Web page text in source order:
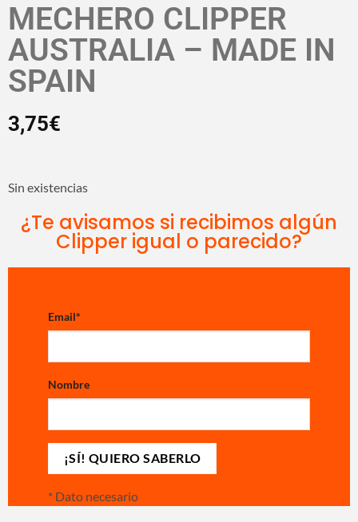
MECHERO CLIPPER
AUSTRALIA – MADE IN
SPAIN
3,75€
Sin existencias
¿Te avisamos si recibimos algún
Clipper igual o parecido?
Email*
Nombre
* Dato necesario